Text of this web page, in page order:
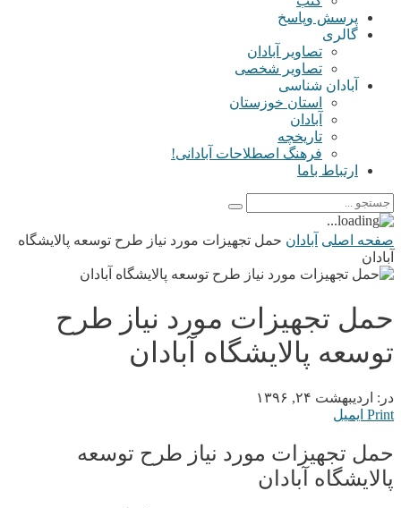
پرسش وپاسخ
گالری
تصاویر آبادان
تصاویر شخصی
آبادان شناسی
استان خوزستان
آبادان
تاریخچه
فرهنگ اصطلاحات آبادانی!
ارتباط باما
صفحه اصلی آبادان حمل تجهیزات مورد نیاز طرح توسعه پالایشگاه
آبادان
حمل تجهیزات مورد نیاز طرح
توسعه پالایشگاه آبادان
در: اردیبهشت ۲۴, ۱۳۹۶
Print ایمیل
حمل تجهیزات مورد نیاز طرح توسعه
پالایشگاه آبادان